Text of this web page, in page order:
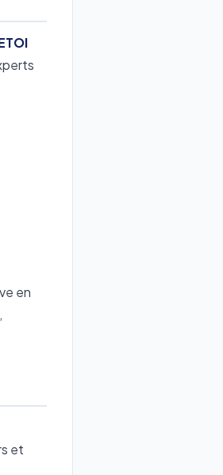
en
et